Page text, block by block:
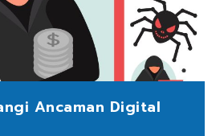
Ancaman Digital